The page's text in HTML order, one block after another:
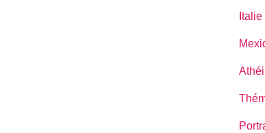
Italie